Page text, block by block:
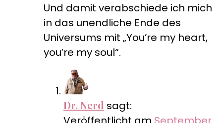
Und damit verabschiede ich mich
in das unendliche Ende des
Universums mit „You’re my heart,
you’re my soul“.
Dr. Nerd sagt: